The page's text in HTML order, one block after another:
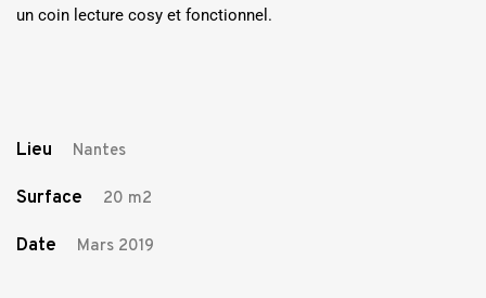
un coin lecture cosy et fonctionnel.
Lieu Nantes
Surface 20 m2
Date Mars 2019